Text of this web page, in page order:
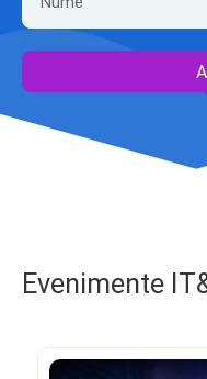
Evenimente